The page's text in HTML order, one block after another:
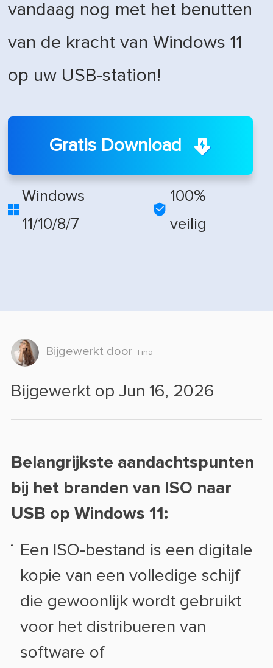
vandaag nog met het benutten
van de kracht van Windows 11
op uw USB-station!
Gratis Download

Windows
11/10/8/7

100%
veilig
Bijgewerkt door Tina
Bijgewerkt op Jun 16, 2026
Belangrijkste aandachtspunten
bij het branden van ISO naar
USB op Windows 11:
Een ISO-bestand is een digitale
kopie van een volledige schijf
die gewoonlijk wordt gebruikt
voor het distribueren van
software of